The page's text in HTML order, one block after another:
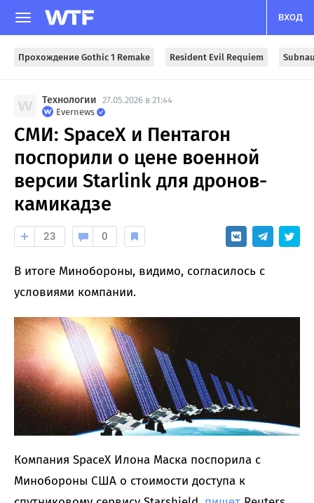
ВХОД
Прохождение Gothic 1 Remake Resident Evil Requiem
Технологии 27.05.2026 в 21:44
Evernews
СМИ: SpaceX и Пентагон
поспорили о цене военной
версии Starlink для дронов-
камикадзе
23 0
В итоге Минобороны, видимо, согласилось с
условиями компании.
Компания SpaceX Илона Маска поспорила с
Минобороны США о стоимости доступа к